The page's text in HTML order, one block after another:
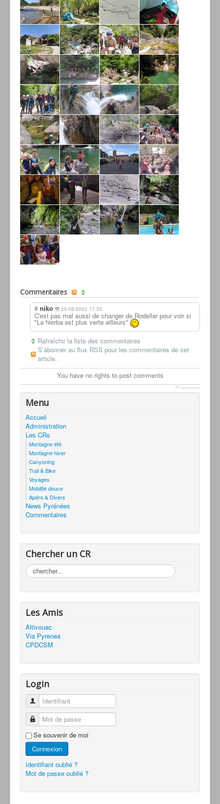
Commentaires
# niko 25-08-2022 17:33
C'est pas mal aussi de changer de Rodellar pour voir si
"La hierba est plus verte ailleurs"
Rafraîchir la liste des commentaires
S’abonner au flux RSS pour les commentaires de cet
article.
You have no rights to post comments
JComments
Menu
Accueil
Administration
Les CRs
Montagne été
Montagne hiver
Canyoning
Trail & Bike
Voyages
Mobilité douce
Apéro & Divers
News Pyrénées
Commentaires
Chercher un CR
Rechercher
Les Amis
Altivouac
Via Pyrenea
CPDCSM
Login
Identifiant
Mot de passe
Se souvenir de moi
Connexion
Identifiant oublié ?
Mot de passe oublié ?